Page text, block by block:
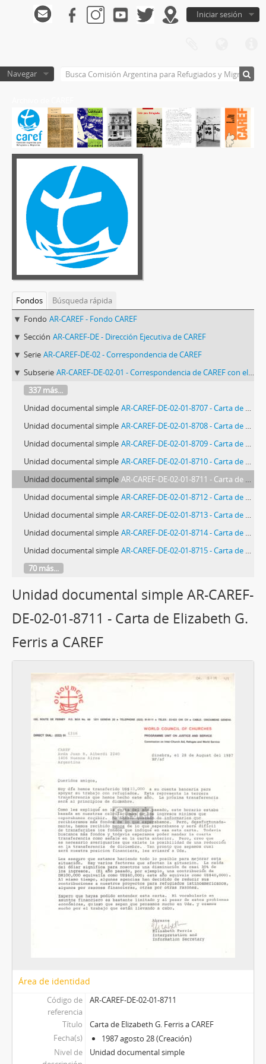
Iniciar sesión
Navegar
Fondos
Búsqueda rápida
Fondo AR-CAREF - Fondo CAREF
Sección AR-CAREF-DE - Dirección Ejecutiva de CAREF
Serie AR-CAREF-DE-02 - Correspondencia de CAREF
Subserie AR-CAREF-DE-02-01 - Correspondencia de CAREF con el CMI
337 más...
Unidad documental simple AR-CAREF-DE-02-01-8707 - Carta de Alicia Peiró a Elizabeth G. Ferris
Unidad documental simple AR-CAREF-DE-02-01-8708 - Carta de Elizabeth G. Ferris a Rosario Sánchez
Unidad documental simple AR-CAREF-DE-02-01-8709 - Carta de Alicia Peiró a Elizabeth G. Ferris
Unidad documental simple AR-CAREF-DE-02-01-8710 - Carta de Elizabeth G. Ferris a Alicia Peiró
Unidad documental simple AR-CAREF-DE-02-01-8711 - Carta de Elizabeth G. Ferris a CAREF
Unidad documental simple AR-CAREF-DE-02-01-8712 - Carta de Elizabeth G. Ferris a Alicia Peiró
Unidad documental simple AR-CAREF-DE-02-01-8713 - Carta de Alicia Peiró a Elizabeth G. Ferris
Unidad documental simple AR-CAREF-DE-02-01-8714 - Carta de Alicia Peiró a Elizabeth G. Ferris
Unidad documental simple AR-CAREF-DE-02-01-8715 - Carta de Violeta Correa a Elizabeth G. Ferris
70 más...
Unidad documental simple AR-CAREF-
DE-02-01-8711 - Carta de Elizabeth G.
Ferris a CAREF
Área de identidad
Código de
referencia
AR-CAREF-DE-02-01-8711
Título
Carta de Elizabeth G. Ferris a CAREF
Fecha(s)
1987 agosto 28 (Creación)
Nivel de
Unidad documental simple